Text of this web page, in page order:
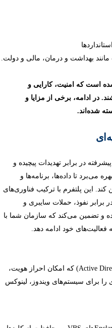
بهداشت و درمان، مالی و دولت.
است که امنیت، کارایی و
در ادامه، برخی از مزایا و
شده‌اند.
در برابر تهدیدات پیچیده و
می‌برد تا داده‌ها، برنامه‌ها و
این پلتفرم با ترکیب فناوری‌های
برابر نفوذ، حملات سایبری و
و تضمین می‌کند که سازمان شما با
خود ادامه دهد.
سرویس‌های دایرکتوری سازمانی (Active Directory) که امکان احراز هویت،
برای سیستم‌های ویندوز، لینوکس